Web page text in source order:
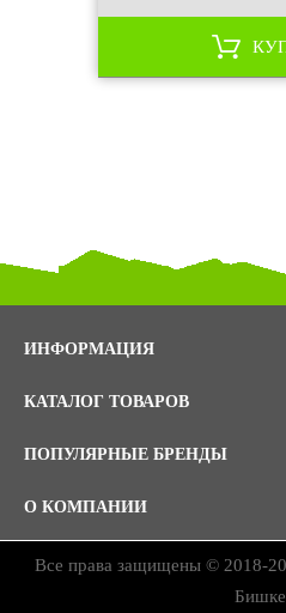
ИНФОРМАЦИЯ
КАТАЛОГ ТОВАРОВ
ПОПУЛЯРНЫЕ БРЕНДЫ
О КОМПАНИИ
Все права защищены © 2018-